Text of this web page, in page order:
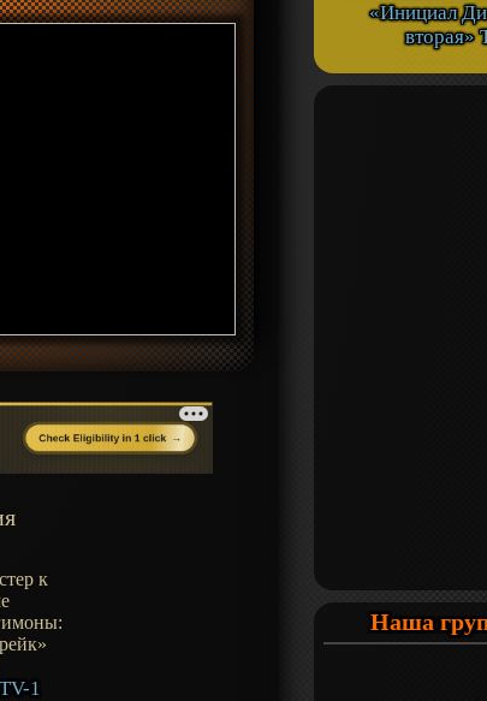
TV-1
«Инициал
вторая»
Наша